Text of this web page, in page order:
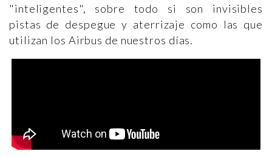
"inteligentes", sobre todo si son invisibles
pistas de despegue y aterrizaje como las que
utilizan los Airbus de nuestros días.